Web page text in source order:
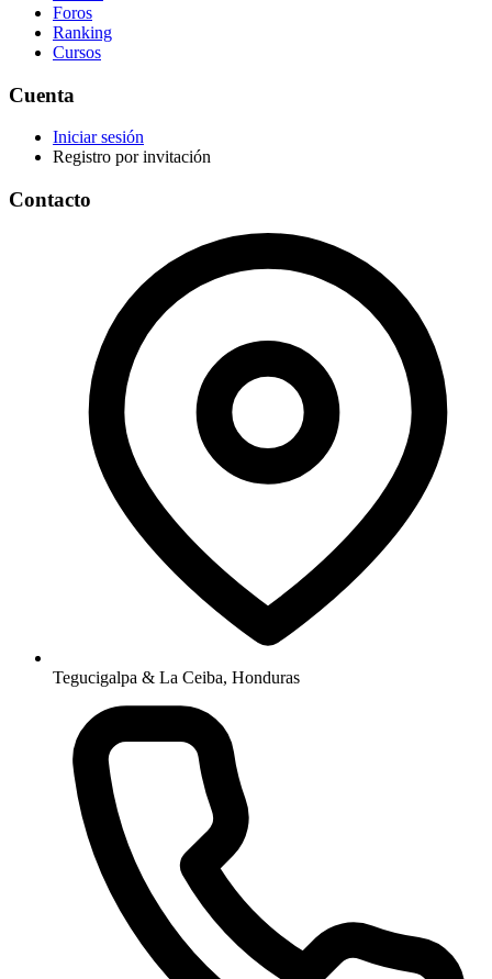
Foros
Ranking
Cursos
Cuenta
Iniciar sesión
Registro por invitación
Contacto
Tegucigalpa & La Ceiba, Honduras